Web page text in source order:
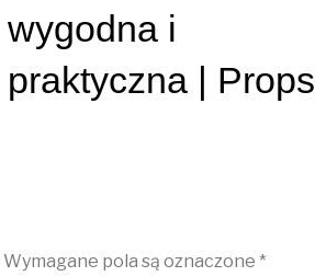
wygodna i
praktyczna | Props
Wymagane pola są oznaczone *